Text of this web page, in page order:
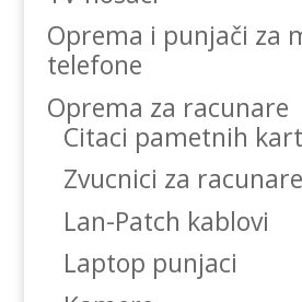
Oprema i punjači za
telefone
Oprema za racunare
Citaci pametnih
Zvucnici za racunare
Lan-Patch kablovi
Laptop punjaci